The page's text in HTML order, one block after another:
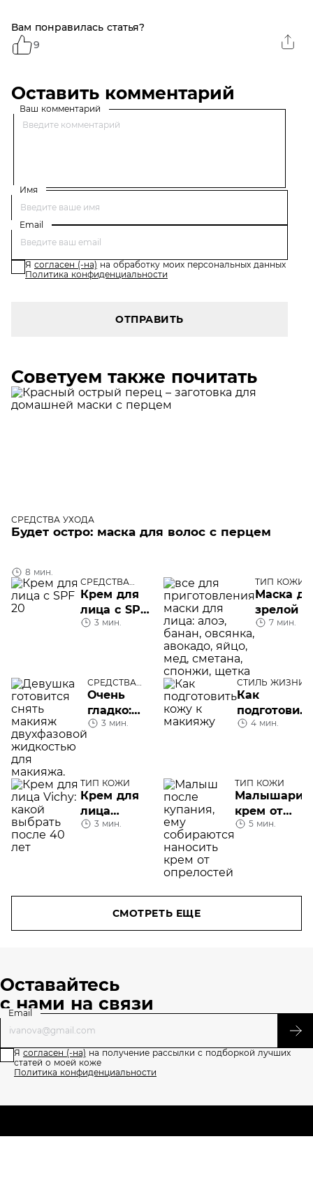
Вам понравилась статья?
9
Оставить комментарий
Ваш комментарий
Имя
Email
Я согласен (-на) на обработку моих персональных данных
Политика конфиденциальности
ОТПРАВИТЬ
Советуем также почитать
СРЕДСТВА УХОДА
Будет остро: маска для волос с перцем
8 мин.
СРЕДСТВА
УХОДА
Крем для
лица с SPF
20 3 мин.
ТИП КОЖИ
Маска
зрелой
лица:
средства
7 мин.
СРЕДСТВА
УХОДА
Очень
гладко:
двухфазное
3 мин.
СТИЛЬ ЖИЗНИ
Как
подготовить
кожу к
4 мин.
ТИП КОЖИ
Крем для
лица
Vichy:
3 мин.
ТИП КОЖИ
крем от
опрелостей
5 мин.
СМОТРЕТЬ ЕЩЕ
Оставайтесь
с нами на связи
Email
Я согласен (-на) на получение рассылки с подборкой лучших
статей о моей коже
Политика конфиденциальности